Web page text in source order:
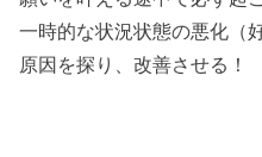
一時的な状況状態の悪化（
原因を探り、改善させる！